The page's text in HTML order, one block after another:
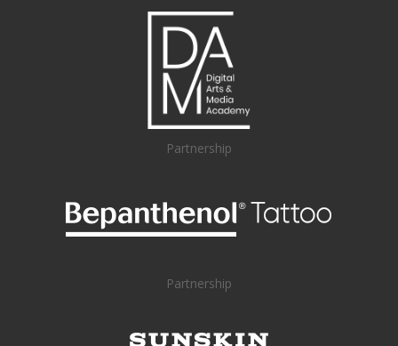
Partnership
Partnership